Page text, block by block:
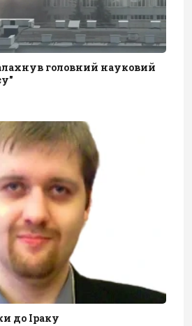
головний науковий
до Іраку